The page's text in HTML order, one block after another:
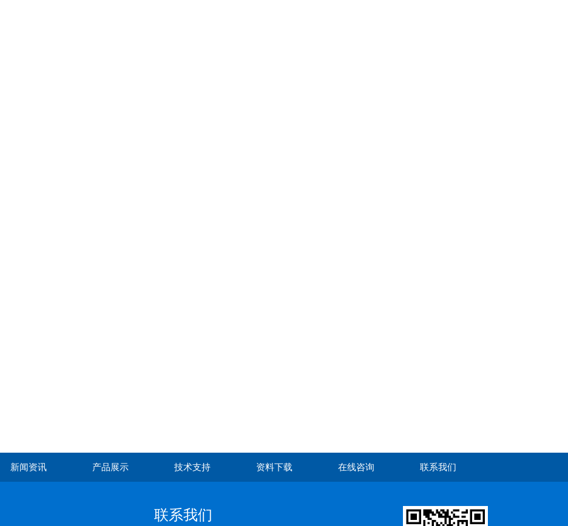
新闻资讯 产品展示 技术支持 资料下载 在线咨询 联系我们
联系我们